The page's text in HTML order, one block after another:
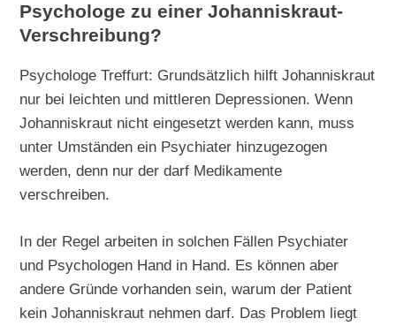
Psychologe zu einer Johanniskraut-
Verschreibung?
Psychologe Treffurt: Grundsätzlich hilft Johanniskraut
nur bei leichten und mittleren Depressionen. Wenn
Johanniskraut nicht eingesetzt werden kann, muss
unter Umständen ein Psychiater hinzugezogen
werden, denn nur der darf Medikamente
verschreiben.
In der Regel arbeiten in solchen Fällen Psychiater
und Psychologen Hand in Hand. Es können aber
andere Gründe vorhanden sein, warum der Patient
kein Johanniskraut nehmen darf. Das Problem liegt